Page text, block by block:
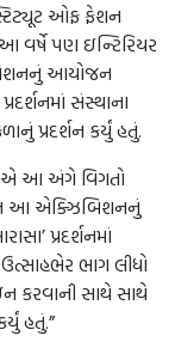
ઓફ ફેશન
આ વર્ષે પણ ઇન્ટિરિયર
આયોજન
સંસ્થાના
પ્રદર્શન કર્યું હતું.
આ અંગે વિગતો
આ એક્ઝિબિશનનું
પ્રદર્શનમાં
ભાગ લીધો
કરવાની સાથે સાથે
હતું.”